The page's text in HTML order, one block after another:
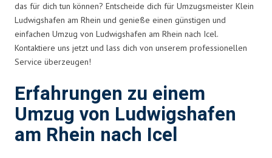
das für dich tun können? Entscheide dich für Umzugsmeister Klein
Ludwigshafen am Rhein und genieße einen günstigen und
einfachen Umzug von Ludwigshafen am Rhein nach Icel.
Kontaktiere uns jetzt und lass dich von unserem professionellen
Service überzeugen!
Erfahrungen zu einem
Umzug von Ludwigshafen
am Rhein nach Icel